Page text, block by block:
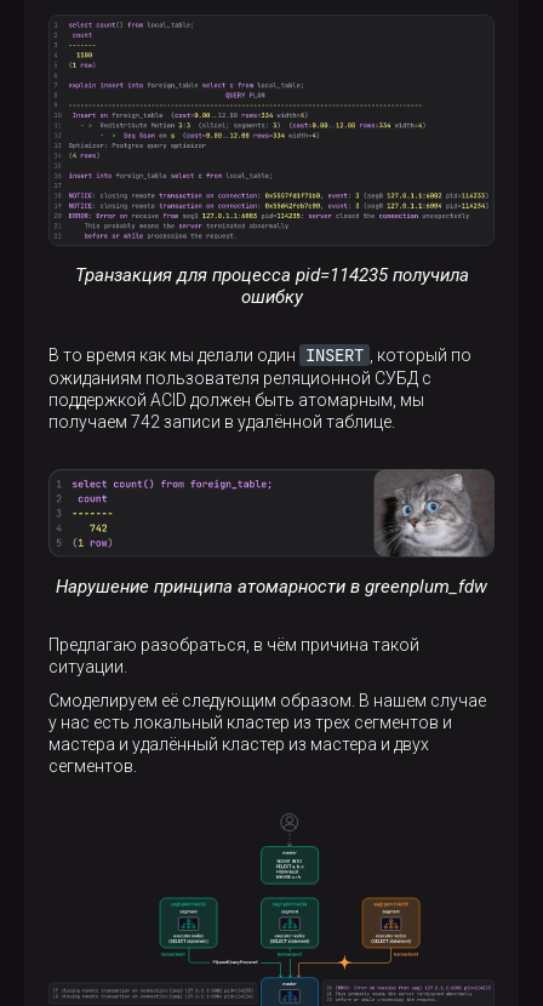
Транзакция для процесса pid=114235 получила
ошибку
В то время как мы делали один INSERT
, который по
ожиданиям пользователя реляционной СУБД с
поддержкой ACID должен быть атомарным, мы
получаем 742 записи в удалённой таблице.
Нарушение принципа атомарности в greenplum_fdw
Предлагаю разобраться, в чём причина такой
ситуации.
Смоделируем её следующим образом. В нашем случае
у нас есть локальный кластер из трех сегментов и
мастера и удалённый кластер из мастера и двух
сегментов.